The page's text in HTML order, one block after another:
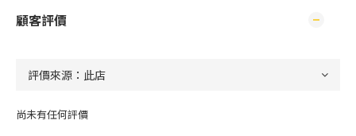
顧客評價
尚未有任何評價